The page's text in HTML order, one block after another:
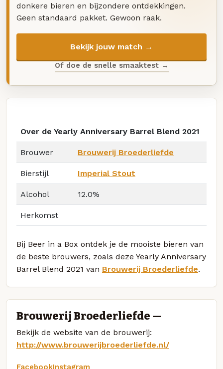
donkere bieren en bijzondere ontdekkingen.
Geen standaard pakket. Gewoon raak.
Bekijk jouw match →
Of doe de snelle smaaktest →
Over de Yearly Anniversary Barrel Blend 2021
Brouwer Brouwerij Broederliefde
Bierstijl Imperial Stout
Alcohol 12.0%
Herkomst
Bij Beer in a Box ontdek je de mooiste bieren van
de beste brouwers, zoals deze Yearly Anniversary
Barrel Blend 2021 van Brouwerij Broederliefde.
Brouwerij Broederliefde —
Bekijk de website van de brouwerij:
http://www.brouwerijbroederliefde.nl/
FacebookInstagram